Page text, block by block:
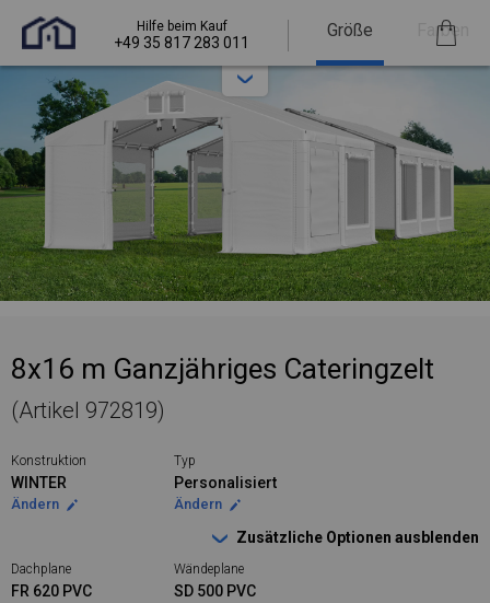
Hilfe beim Kauf
+49 35 817 283 011
Größe Farben
8x16 m Ganzjähriges Cateringzelt
(Artikel 972819)
Konstruktion
WINTER
Ändern
Typ
Personalisiert
Ändern
Zusätzliche Optionen ausblenden
Dachplane
FR 620 PVC
Wändeplane
SD 500 PVC